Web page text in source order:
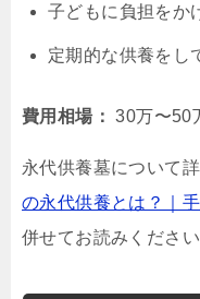
子どもに負担をか
定期的な供養をし
費用相場： 30万〜50
永代供養墓について
の永代供養とは？｜
併せてお読みください